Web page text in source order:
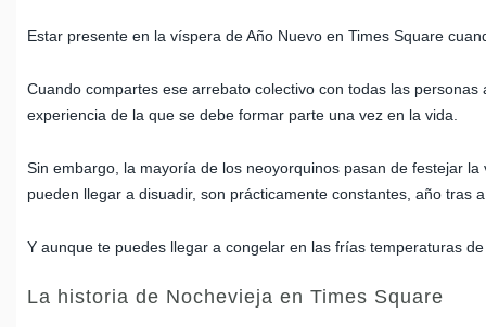
Estar presente en la víspera de Año Nuevo en Times Square
Cuando compartes ese arrebato colectivo con todas las
experiencia de la que se debe formar parte una vez en la vida.
Sin embargo, la mayoría de los neoyorquinos pasan de festejar
pueden llegar a disuadir, son prácticamente constantes, año tras
Y aunque te puedes llegar a congelar en las frías temperaturas
La historia de Nochevieja en Times Square